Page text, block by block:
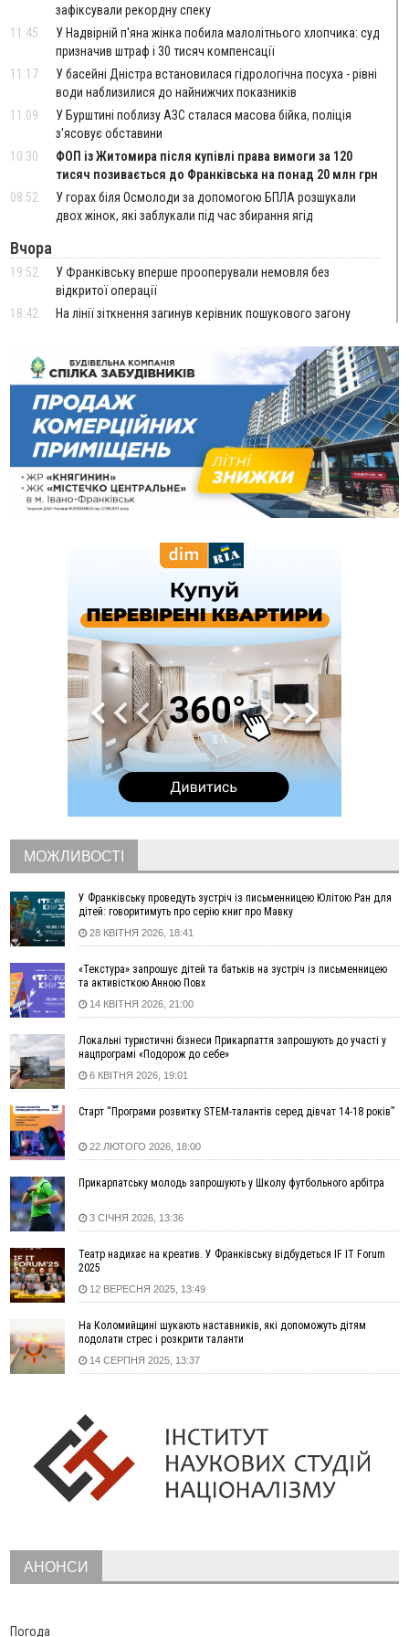
зафіксували рекордну спеку
11:45
У Надвірній п'яна жінка побила малолітнього хлопчика: суд
призначив штраф і 30 тисяч компенсації
11:17
У басейні Дністра встановилася гідрологічна посуха - рівні
води наблизилися до найнижчих показників
11:09
У Бурштині поблизу АЗС сталася масова бійка, поліція
з'ясовує обставини
10:30
ФОП із Житомира після купівлі права вимоги за 120
тисяч позивається до Франківська на понад 20 млн грн
08:52
У горах біля Осмолоди за допомогою БПЛА розшукали
двох жінок, які заблукали під час збирання ягід
Вчора
19:52
У Франківську вперше прооперували немовля без
відкритої операції
18:42
На лінії зіткнення загинув керівник пошукового загону
18:11
СБС за дві доби уразили 13 енергооб'єктів на окупованих
територіях
17:20
Українці подали рекордну кількість заяв до університетів.
Які спеціальності обирають
16:43
Зарплати на Прикарпатті за місяць зросли на 10%, але до
середньої по Україні ще далеко
16:14
Франківець, який стріляв біля АЗС, вийшов під заставу та
був повторно затриманий
Прикарпатець прийшов у Пенсійний та заявив поліції про
У Болгарії затримали прикарпатця, який виготовляв
наркотики для міжнародного синдикату
Стефанішина отримала нову підозру. Їй обирають
запобіжний захід
«Пілот з Лондона» видурив у жительки Коломийщини
майже 64 тисячі гривень
У четвер на Прикарпатті очікується сильна спека до 39°
На Снятинщині спіймали чоловіка, який зливав з цистерни
у полі невідому речовину
У МОЗ змінили підхід до госпіталізації та оновили правила
роботи стаціонарів
На межі Прикарпаття і Тернопільщини невідомі засипали
русло Золотої Липи та облаштували переправу
рекорди
11:17
Росія вдарила по Харкову "Бандероллю": є постраждалі,
пошкоджено цивільне підприємство
10:54
Верховний суд повернув державі 1,5 га лісу із трьома
ставками в Івано-Франківській громаді
дитмайданчиком
09:31
На Верховинщині під час пожежі будинку травмувалась
жінка
09:09
ВІДЕО
35 цимбалістів на Говерлі встановили Рекорд
України
08:37
На Прикарпатті за пів року трапилось понад 100 ДТП через
08:08
рф масовано атакувала Київ та область: 14 загиблих,
десятки постраждалих і пожежі (фото, відео)
19:49
«Коли я обернувся, ворог уже був у нашій траншеї»:
командир з Надвірної на псевдо «Француз»
19:34
В міському озері Франківська втопився чоловік
18:45
Є висока потреба у кількох групах крові: прикарпатців
просять у серпні ставати донорами
18:07
У Франківську звільнили водія маршрутки, який зневажив і
17:40
У горах на Прикарпатті з водоспаду впала жінка і загинула
17:04
Пільгова іпотека без обмежень: blago розширює участь ЖК
Україну на архітектурній виставці у Венеції
ВІДЕО
Що посіяти у серпні? Поради для щедрого
осіннього врожаю
У Коломиї до 10 серпня частково обмежуватимуть рух
через нанесення розмітки
14:11
На Прикарпатті з початку року сталося майже 1,4 тисячі
пожеж в екосистемах: є загиблі та травмовані
МОЖЛИВОСТІ
У Франківську проведуть зустріч із письменницею Юлітою Ран для
дітей: говоритимуть про серію книг про Мавку
28 КВІТНЯ 2026, 18:41
«Текстура» запрошує дітей та батьків на зустріч із письменницею
та активісткою Анною Повх
14 КВІТНЯ 2026, 21:00
Локальні туристичні бізнеси Прикарпаття запрошують до участі у
нацпрограмі «Подорож до себе»
6 КВІТНЯ 2026, 19:01
Старт “Програми розвитку STEM-талантів серед дівчат 14-18 років”
22 ЛЮТОГО 2026, 18:00
Прикарпатську молодь запрошують у Школу футбольного арбітра
3 СІЧНЯ 2026, 13:36
Театр надихає на креатив. У Франківську відбудеться IF IT Forum
2025
12 ВЕРЕСНЯ 2025, 13:49
На Коломийщині шукають наставників, які допоможуть дітям
подолати стрес і розкрити таланти
14 СЕРПНЯ 2025, 13:37
АНОНСИ
Погода